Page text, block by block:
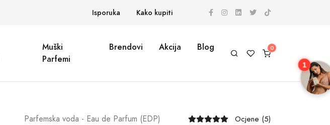
Isporuka Kako kupiti
Muški
Parfemi
Brendovi Akcija Blog
Parfemska voda - Eau de Parfum (EDP) Ocjene (5)
1